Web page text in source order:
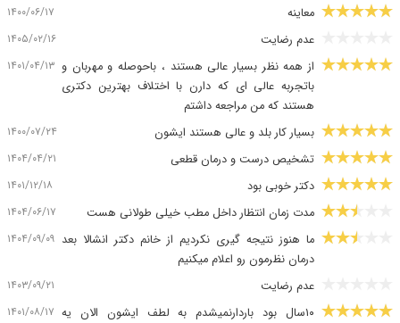
معاینه ۱۴۰۰/۰۶/۱۷
عدم رضایت ۱۴۰۵/۰۲/۱۶
از همه نظر بسیار عالی هستند ، باحوصله و مهربان و
باتجربه عالی ای که دارن با اختلاف بهترین دکتری
هستند که من مراجعه داشتم ️
۱۴۰۱/۰۴/۱۳
بسیار کار بلد و عالی هستند ایشون ۱۴۰۰/۰۷/۲۴
تشخیص درست و درمان قطعی ۱۴۰۴/۰۴/۲۱
دکتر خوبی بود ۱۴۰۱/۱۲/۱۸
مدت زمان انتظار داخل مطب خیلی طولانی هست ۱۴۰۴/۰۶/۱۷
ما هنوز نتیجه گیری نکردیم از خانم دکتر انشالا بعد
درمان نظرمون رو اعلام میکنیم
۱۴۰۴/۰۹/۰۹
عدم رضایت ۱۴۰۳/۰۹/۲۱
۱۰سال بود باردارنمیشدم به لطف ایشون الان یه ۱۴۰۱/۰۸/۱۷